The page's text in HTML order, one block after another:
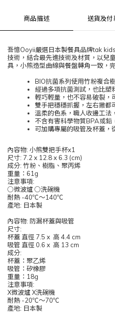
商品描述 送貨及付
吾憶Ooyii嚴選日本製餐具品牌tak
技術，結合最先進技術及材質，以兒
具，小熊造型曲線與餐盤轉角一致，
BIO抗菌系列使用竹粉複合
經過多項抗菌測試，也比塑
輕巧輕量，也不容易破裂，
雙手把穩穩抓握，左右撇都
溫柔的色系，職人收邊工法
不含有害科學物質BPA或鉛
可加購專屬的吸管及杯蓋，
內容物: 小熊雙把手杯x1
尺寸: 7.2 x 12.8 x 6.3 (cm)
成分: 竹粉、樹脂、聚丙烯
重量：61g
注意事項:
○微波爐 ○洗碗機
耐熱 -40℃～140℃
產地: 日本製
內容物: 防漏杯蓋與吸管
尺寸:
杯蓋 直徑 7.5 x 高 4.4 cm
吸管 直徑 0.6 x 高 13 cm
成分:
杯蓋：聚乙烯
吸管：矽橡膠
重量：18g
注意事項:
X微波爐 X洗碗機
耐熱 -20℃～70℃
產地: 日本製